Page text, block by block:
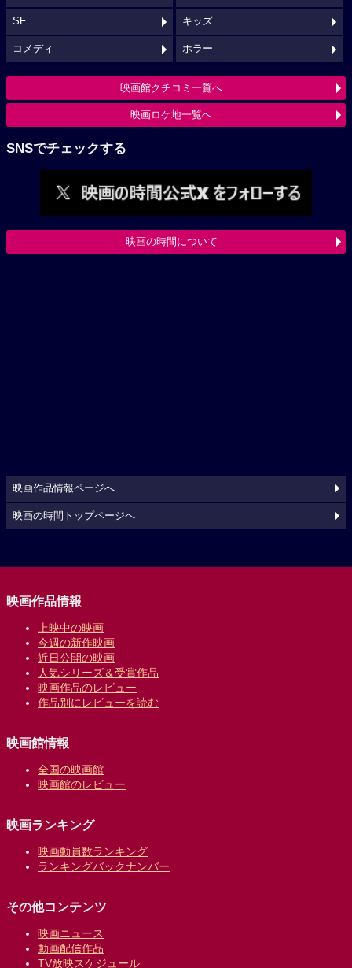
SF キッズ
コメディ ホラー
映画館クチコミ一覧へ
映画ロケ地一覧へ
SNSでチェックする
映画の時間について
映画作品情報ページへ
映画の時間トップページへ
映画作品情報
上映中の映画
今週の新作映画
近日公開の映画
人気シリーズ＆受賞作品
映画作品のレビュー
作品別にレビューを読む
映画館情報
全国の映画館
映画館のレビュー
映画ランキング
映画動員数ランキング
ランキングバックナンバー
その他コンテンツ
映画ニュース
動画配信作品
TV放映スケジュール